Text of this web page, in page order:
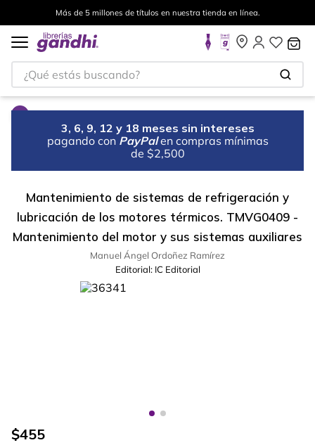
Más de 5 millones de títulos en nuestra tienda en línea.
¿Qué estás buscando?
3, 6, 9, 12 y 18 meses sin intereses
pagando con PayPal en compras mínimas
de $2,500
Mantenimiento de sistemas de refrigeración y
lubricación de los motores térmicos. TMVG0409 -
Mantenimiento del motor y sus sistemas auxiliares
Manuel Ángel Ordoñez Ramírez
Editorial: IC Editorial
$455